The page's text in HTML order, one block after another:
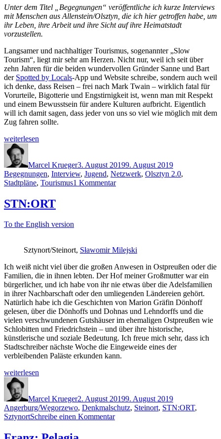
Unter dem Titel „Begegnungen“ veröffentliche ich kurze Interviews
mit Menschen aus Allenstein/Olsztyn, die ich hier getroffen habe, um
ihr Leben, ihre Arbeit und ihre Sicht auf ihre Heimatstadt
vorzustellen.
Langsamer und nachhaltiger Tourismus, sogenannter „Slow
Tourism“, liegt mir sehr am Herzen. Nicht nur, weil ich seit über
zehn Jahren für die beiden wundervollen Gründer Sanne und Bart
der Spotted by Locals-App und Website schreibe, sondern auch weil
ich denke, dass Reisen – frei nach Mark Twain – wirklich fatal für
Vorurteile, Bigotterie und Engstirnigkeit ist, wenn man mit Respekt
und einem Bewusstsein für andere Kulturen aufbricht. Eigentlich
will ich damit sagen, dass jeder von uns so viel wie möglich mit dem
Zug fahren sollte.
„Begegnungen
(III):
Olsztyn
2.0“
weiterlesen
Marcel Krueger3. August 20199. August 2019
Begegnungen, Interview, Jugend, Netzwerk, Olsztyn 2.0,
Stadtpläne, Tourismus1 Kommentarzu
STN:ORT
To the English version
Sztynort/Steinort, Sławomir Milejski
Ich weiß nicht viel über die großen Anwesen in Ostpreußen oder die
Familien, die in ihnen lebten. Der Hof meiner Großmutter war ein
bürgerlicher, und ich habe von ihr nie etwas über die Adelsfamilien
in ihrer Nachbarschaft oder den umliegenden Ländereien gehört.
Natürlich habe ich die Geschichten von Marion Gräfin Dönhoff
gelesen, über die Dönhoffs und Dohnas und Lehndorffs und die
vielen verschwundenen Gutshäuser im ehemaligen Ostpreußen wie
Schlobitten und Friedrichstein – und über ihre historische,
künstlerische und soziale Bedeutung. Ich freue mich sehr, dass ich
Stadtschreiber nächste Woche die Eingeweide eines der
verbleibenden Paläste erkunden kann.
„STN:ORT“
weiterlesen
Marcel Krueger2. August 20199. August 2019
Angerburg/Węgorzewo, Denkmalschutz, Steinort, STN:ORT,
SztynortSchreibe einen Kommentarzu